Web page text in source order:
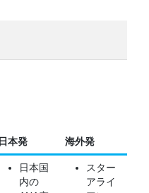
日本発 海外発
日本国
内の
スター
アライ